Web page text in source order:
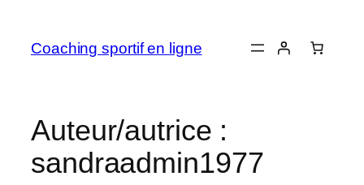
Coaching sportif en ligne
Auteur/autrice :
sandraadmin1977